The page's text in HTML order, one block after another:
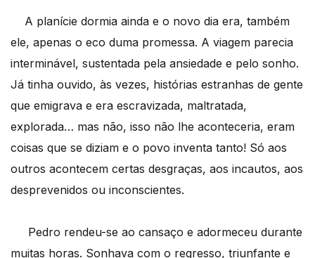
A planície dormia ainda e o novo dia era, também
ele, apenas o eco duma promessa. A viagem parecia
interminável, sustentada pela ansiedade e pelo sonho.
Já tinha ouvido, às vezes, histórias estranhas de gente
que emigrava e era escravizada, maltratada,
explorada… mas não, isso não lhe aconteceria, eram
coisas que se diziam e o povo inventa tanto! Só aos
outros acontecem certas desgraças, aos incautos, aos
desprevenidos ou inconscientes.
Pedro rendeu-se ao cansaço e adormeceu durante
muitas horas. Sonhava com o regresso, triunfante e